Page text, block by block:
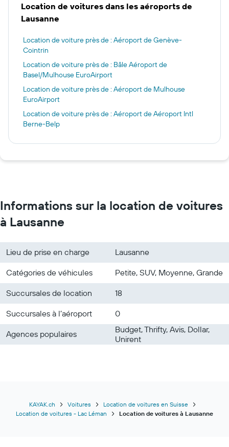
Location de voitures dans les aéroports de
Lausanne
Location de voiture près de : Aéroport de Genève-
Cointrin
Location de voiture près de : Bâle Aéroport de
Basel/Mulhouse EuroAirport
Location de voiture près de : Aéroport de Mulhouse
EuroAirport
Location de voiture près de : Aéroport de Aéroport Intl
Berne-Belp
Informations sur la location de voitures
à Lausanne
Lieu de prise en charge
Lausanne
Catégories de véhicules
Petite, SUV, Moyenne, Grande
Succursales de location
18
Succursales à l’aéroport
0
Agences populaires
Budget, Thrifty, Avis, Dollar,
Unirent
KAYAK.ch Voitures
Location de voitures en Suisse
Location de voitures - Lac Léman
Location de voitures à Lausanne